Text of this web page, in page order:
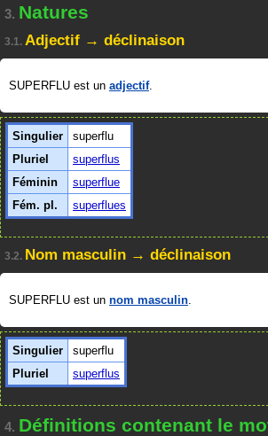
3. Natures
3.1. Adjectif → déclinaison
SUPERFLU est un adjectif.
Singulier
superflu
Pluriel
superflus
Féminin
superflue
Fém. pl.
superflues
3.2. Nom masculin → déclinaison
SUPERFLU est un nom masculin.
Singulier
superflu
Pluriel
superflus
4. Définitions contenant le